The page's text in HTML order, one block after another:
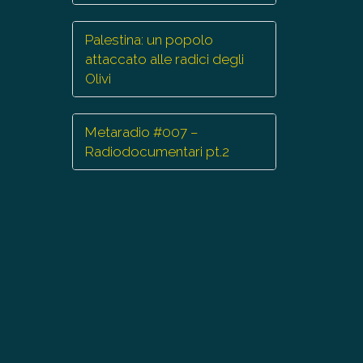
Palestina: un popolo
attaccato alle radici degli
Olivi
Metaradio #007 –
Radiodocumentari pt.2